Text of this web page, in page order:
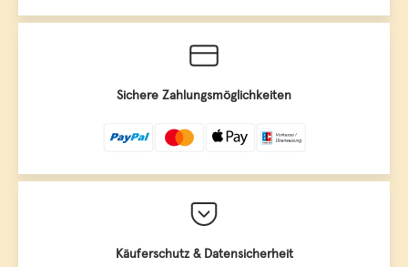
Sichere Zahlungsmöglichkeiten
Käuferschutz & Datensicherheit